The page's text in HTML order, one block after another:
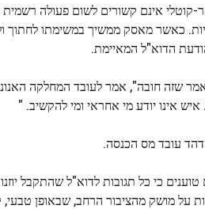
קוטלי אינם קשורים לשום פעולה
כאשר מאסק ממשיך במשימתו לחתוך
הדוא"ל המאיימת.
אינו יודע מי אחראי ומי להקשיב. "
עובד מס הכנסה.